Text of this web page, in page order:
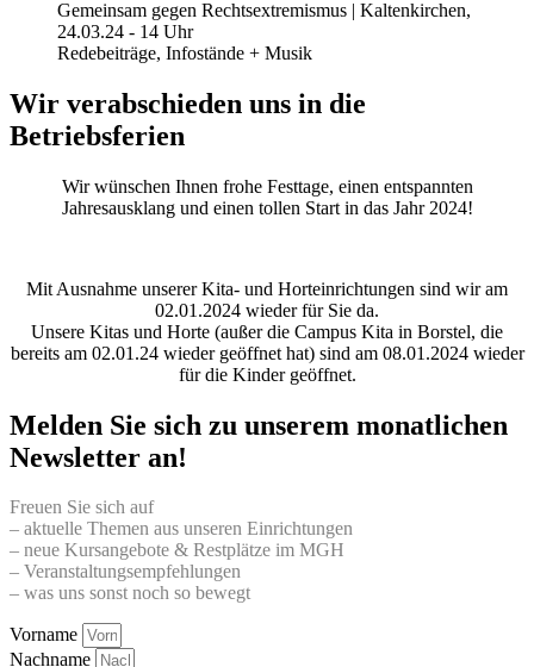
Gemeinsam gegen Rechtsextremismus | Kaltenkirchen,
24.03.24 - 14 Uhr
Redebeiträge, Infostände + Musik
Wir verabschieden uns in die
Betriebsferien
Wir wünschen Ihnen frohe Festtage, einen entspannten
Jahresausklang und einen tollen Start in das Jahr 2024!
Mit Ausnahme unserer Kita- und Horteinrichtungen sind wir am
02.01.2024 wieder für Sie da.
Unsere Kitas und Horte (außer die Campus Kita in Borstel, die
bereits am 02.01.24 wieder geöffnet hat) sind am 08.01.2024 wieder
für die Kinder geöffnet.
Melden Sie sich zu unserem monatlichen
Newsletter an!
Freuen Sie sich auf
– aktuelle Themen aus unseren Einrichtungen
– neue Kursangebote & Restplätze im MGH
– Veranstaltungsempfehlungen
– was uns sonst noch so bewegt
Vorname
Nachname